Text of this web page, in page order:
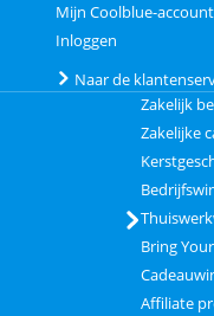
Mijn Coolblue-account
Inloggen
Naar de
Zakelijk
Zakelijke
Bring
Affiliate